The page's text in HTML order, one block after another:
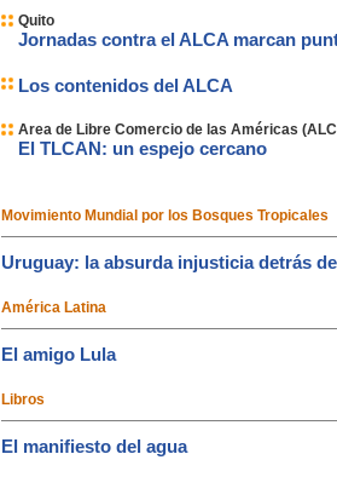
Quito
Jornadas contra el ALCA marcan
Los contenidos del ALCA
Area de Libre Comercio de las Américas
El TLCAN: un espejo cercano
Movimiento Mundial por los Bosques Tropicales
Uruguay: la absurda injusticia detrás
América Latina
El amigo Lula
Libros
El manifiesto del agua